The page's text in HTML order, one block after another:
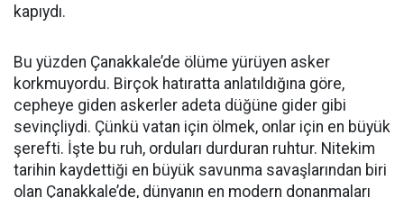
kapıydı.
Bu yüzden Çanakkale’de ölüme yürüyen asker
korkmuyordu. Birçok hatıratta anlatıldığına göre,
cepheye giden askerler adeta düğüne gider gibi
sevinçliydi. Çünkü vatan için ölmek, onlar için en büyük
şerefti. İşte bu ruh, orduları durduran ruhtur. Nitekim
tarihin kaydettiği en büyük savunma savaşlarından biri
olan Çanakkale’de, dünyanın en modern donanmaları